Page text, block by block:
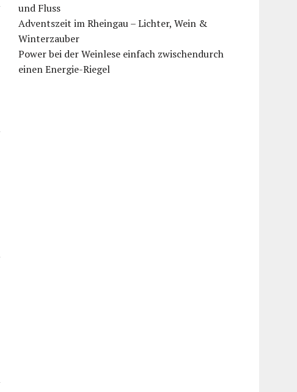
und Fluss
Adventszeit im Rheingau – Lichter, Wein &
Winterzauber
Power bei der Weinlese einfach zwischendurch
einen Energie-Riegel